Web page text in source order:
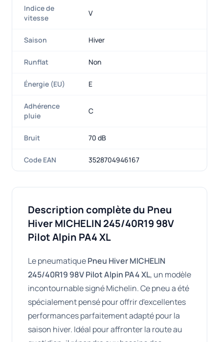
Indice de
vitesse
V
Saison Hiver
Runflat Non
Énergie (EU) E
Adhérence
pluie
C
Bruit 70 dB
Code EAN 3528704946167
Description complète du Pneu
Hiver MICHELIN 245/40R19 98V
Pilot Alpin PA4 XL
Le pneumatiquePneu Hiver MICHELIN
245/40R19 98V Pilot Alpin PA4 XL, un modèle
incontournable signé Michelin. Ce pneu a été
spécialement pensé pour offrir d'excellentes
performances parfaitement adapté pour la
saison hiver. Idéal pour affronter la route au